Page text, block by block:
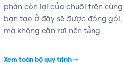
phần còn lại của chuỗi trên
bạn tạo ở đây sẽ được đóng
mà không cần rời nền tảng.
Xem toàn bộ quy trình